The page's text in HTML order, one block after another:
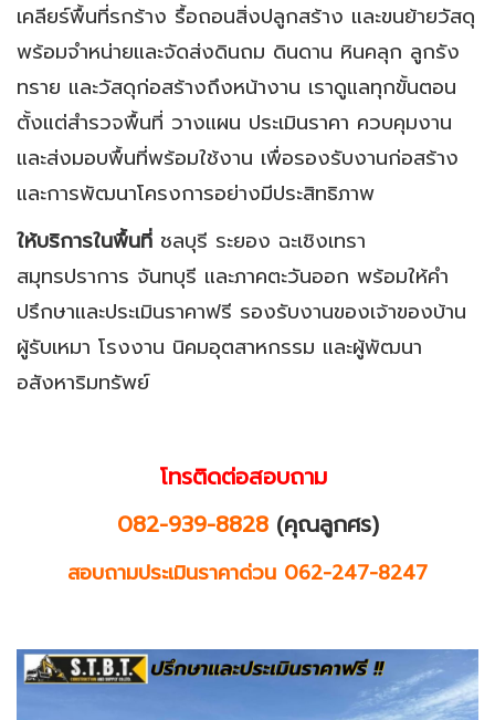
เคลียร์พื้นที่รกร้าง รื้อถอนสิ่งปลูกสร้าง และขนย้ายวัสดุ
พร้อมจำหน่ายและจัดส่งดินถม ดินดาน หินคลุก ลูกรัง
ทราย และวัสดุก่อสร้างถึงหน้างาน เราดูแลทุกขั้นตอน
ตั้งแต่สำรวจพื้นที่ วางแผน ประเมินราคา ควบคุมงาน
และส่งมอบพื้นที่พร้อมใช้งาน เพื่อรองรับงานก่อสร้าง
และการพัฒนาโครงการอย่างมีประสิทธิภาพ
ให้บริการในพื้นที่ ชลบุรี ระยอง ฉะเชิงเทรา
สมุทรปราการ จันทบุรี และภาคตะวันออก พร้อมให้คำ
ปรึกษาและประเมินราคาฟรี รองรับงานของเจ้าของบ้าน
ผู้รับเหมา โรงงาน นิคมอุตสาหกรรม และผู้พัฒนา
อสังหาริมทรัพย์
โทรติดต่อสอบถาม
082-939-8828(คุณลูกศร)
สอบถามประเมินราคาด่วน 062-247-8247